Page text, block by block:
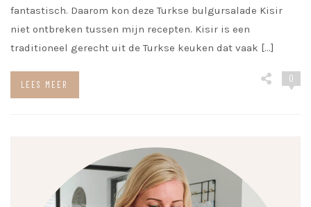
fantastisch. Daarom kon deze Turkse bulgursalade Kisir
niet ontbreken tussen mijn recepten. Kisir is een
traditioneel gerecht uit de Turkse keuken dat vaak […]
LEES MEER
0